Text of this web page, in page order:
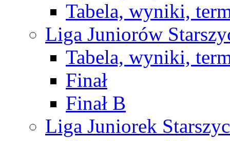
Tabela, wyniki,
Liga Juniorów
Tabela, wyniki,
Finał
Finał B
Liga Juniorek